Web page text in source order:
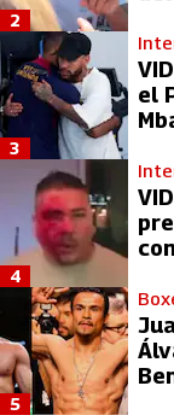
2
el
3
4
5